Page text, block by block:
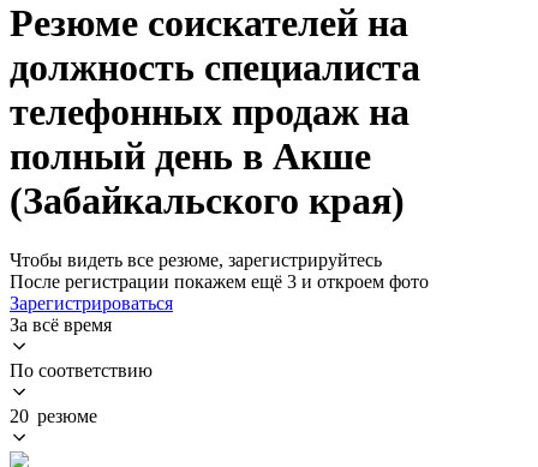
Резюме соискателей на
должность специалиста
телефонных продаж на
полный день в Акше
(Забайкальского края)
Чтобы видеть все резюме, зарегистрируйтесь
После регистрации покажем ещё 3 и откроем фото
Зарегистрироваться
За всё время
По соответствию
20 резюме